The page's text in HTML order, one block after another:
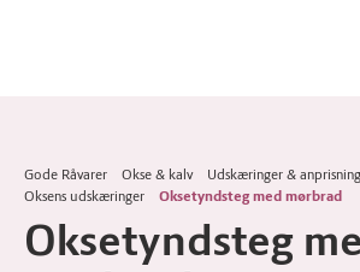
Gode Råvarer Okse & kalv
Udskæringer &
Oksens udskæringer
Oksetyndsteg med mørbrad
Oksetyndsteg